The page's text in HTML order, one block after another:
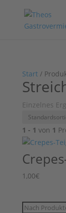
Start/
Einzelnes
1 - 1 von 1
1,00€
Products